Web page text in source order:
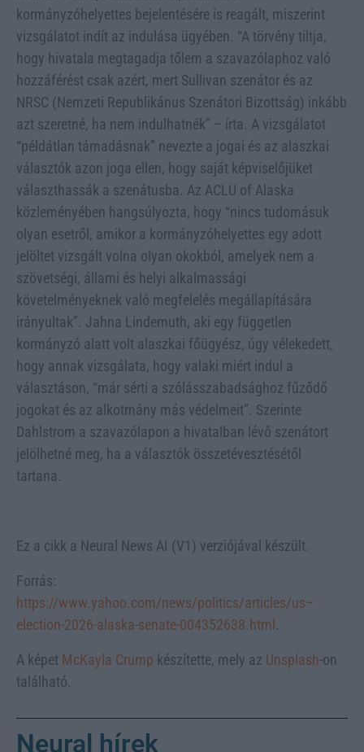
kormányzóhelyettes bejelentésére is reagált, miszerint
vizsgálatot indít az indulása ügyében. “A törvény tiltja,
hogy hivatala megtagadja tőlem a szavazólaphoz való
hozzáférést csak azért, mert Sullivan szenátor és az
NRSC (Nemzeti Republikánus Szenátori Bizottság) inkább
azt szeretné, ha nem indulhatnék” – írta. A vizsgálatot
“példátlan támadásnak” nevezte a jogai és az alaszkai
választók azon joga ellen, hogy saját képviselőjüket
választhassák a szenátusba. Az ACLU of Alaska
közleményében hangsúlyozta, hogy “nincs tudomásuk
olyan esetről, amikor a kormányzóhelyettes egy adott
jelöltet vizsgált volna olyan okokból, amelyek nem a
szövetségi, állami és helyi alkalmassági
követelményeknek való megfelelés megállapítására
irányultak”. Jahna Lindemuth, aki egy független
kormányzó alatt volt alaszkai főügyész, úgy vélekedett,
hogy annak vizsgálata, hogy valaki miért indul a
választáson, “már sérti a szólásszabadsághoz fűződő
jogokat és az alkotmány más védelmeit”. Szerinte
Dahlstrom a szavazólapon a hivatalban lévő szenátort
jelölhetné meg, ha a választók összetévesztésétől
tartana.
Ez a cikk a Neural News AI (V1) verziójával készült.
Forrás:
https://www.yahoo.com/news/politics/articles/us–
election-2026-alaska-senate-004352638.html.
A képet McKayla Crump készítette, mely az Unsplash-on
található.
Neural hírek